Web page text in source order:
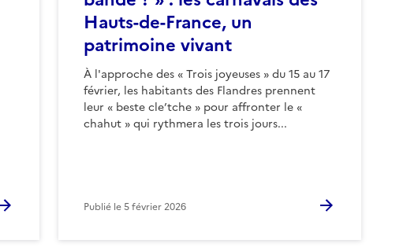
Hauts-de-France, un
patrimoine vivant
À l'approche des « Trois joyeuses » du 15 au 17
février, les habitants des Flandres prennent
leur « beste cle’tche » pour affronter le «
chahut » qui rythmera les trois jours...
Publié le5 février 2026